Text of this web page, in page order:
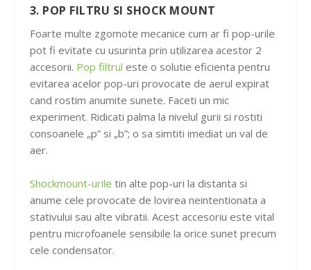
3. POP FILTRU SI SHOCK MOUNT
Foarte multe zgomote mecanice cum ar fi pop-urile
pot fi evitate cu usurinta prin utilizarea acestor 2
accesorii. Pop filtrul este o solutie eficienta pentru
evitarea acelor pop-uri provocate de aerul expirat
cand rostim anumite sunete. Faceti un mic
experiment. Ridicati palma la nivelul gurii si rostiti
consoanele „p” si „b”; o sa simtiti imediat un val de
aer.
Shockmount-urile tin alte pop-uri la distanta si
anume cele provocate de lovirea neintentionata a
stativului sau alte vibratii. Acest accesoriu este vital
pentru microfoanele sensibile la orice sunet precum
cele condensator.